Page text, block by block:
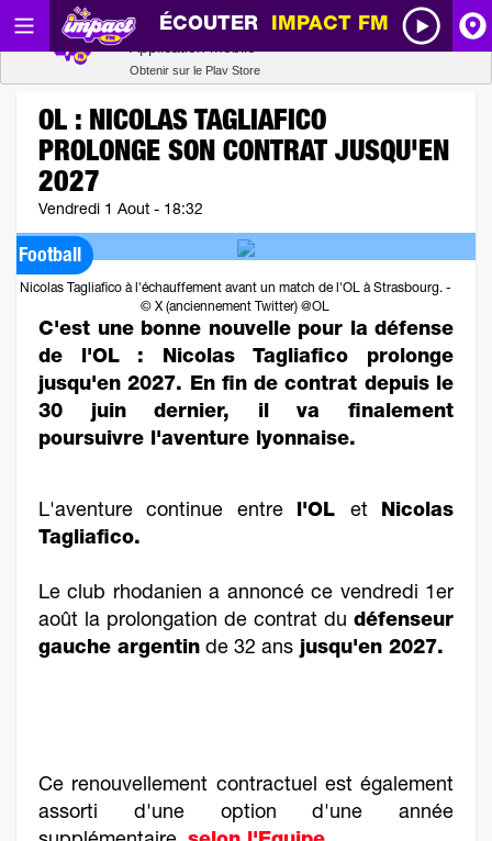
ÉCOUTER IMPACT FM
OL : NICOLAS TAGLIAFICO
PROLONGE SON CONTRAT JUSQU'EN
2027
Vendredi 1 Aout - 18:32
Football
Nicolas Tagliafico à l'échauffement avant un match de l'OL à Strasbourg. -
© X (anciennement Twitter) @OL
C'est une bonne nouvelle pour la défense
de l'OL : Nicolas Tagliafico prolonge
jusqu'en 2027. En fin de contrat depuis le
30 juin dernier, il va finalement
poursuivre l'aventure lyonnaise.
L'aventure continue entre l'OL et Nicolas
Tagliafico.
Le club rhodanien a annoncé ce vendredi 1er
août la prolongation de contrat du défenseur
gauche argentin de 32 ans jusqu'en 2027.
Ce renouvellement contractuel est également
assorti d'une option d'une année
Radio SCOOP
Obtenir sur le Play Store
Télécharger